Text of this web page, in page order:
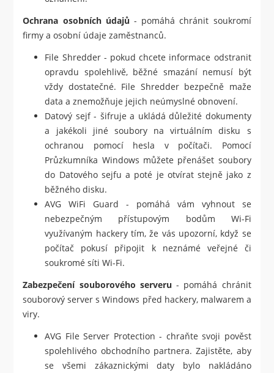
Ochrana osobních údajů - pomáhá chránit soukromí
firmy a osobní údaje zaměstnanců.
File Shredder - pokud chcete informace odstranit
opravdu spolehlivě, běžné smazání nemusí být
vždy dostatečné. File Shredder bezpečně maže
data a znemožňuje jejich neúmyslné obnovení.
Datový sejf - šifruje a ukládá důležité dokumenty
a jakékoli jiné soubory na virtuálním disku s
ochranou pomocí hesla v počítači. Pomocí
Průzkumníka Windows můžete přenášet soubory
do Datového sejfu a poté je otvírat stejně jako z
běžného disku.
AVG WiFi Guard - pomáhá vám vyhnout se
nebezpečným přístupovým bodům Wi-Fi
využívaným hackery tím, že vás upozorní, když se
počítač pokusí připojit k neznámé veřejné či
soukromé síti Wi-Fi.
Zabezpečení souborového serveru - pomáhá chránit
souborový server s Windows před hackery, malwarem a
viry.
AVG File Server Protection - chraňte svoji pověst
spolehlivého obchodního partnera. Zajistěte, aby
se všemi zákaznickými daty bylo nakládáno